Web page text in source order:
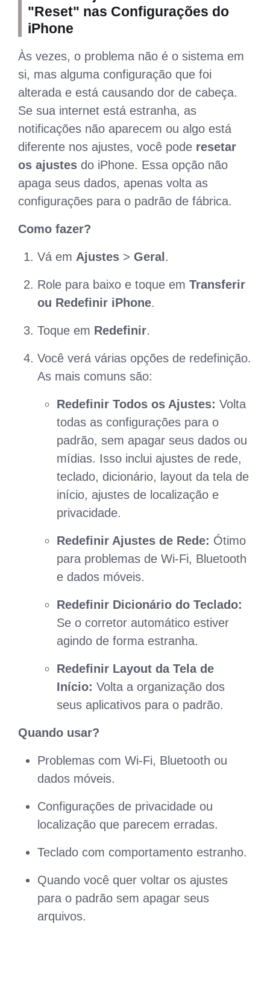
"Reset" nas Configurações do
iPhone
Às vezes, o problema não é o sistema em
si, mas alguma configuração que foi
alterada e está causando dor de cabeça.
Se sua internet está estranha, as
notificações não aparecem ou algo está
diferente nos ajustes, você pode resetar
os ajustes do iPhone. Essa opção não
apaga seus dados, apenas volta as
configurações para o padrão de fábrica.
Como fazer?
Vá em Ajustes > Geral.
Role para baixo e toque em Transferir
ou Redefinir iPhone.
Toque em Redefinir.
Você verá várias opções de redefinição.
As mais comuns são:
Redefinir Todos os Ajustes: Volta
todas as configurações para o
padrão, sem apagar seus dados ou
mídias. Isso inclui ajustes de rede,
teclado, dicionário, layout da tela de
início, ajustes de localização e
privacidade.
Redefinir Ajustes de Rede: Ótimo
para problemas de Wi-Fi, Bluetooth
e dados móveis.
Redefinir Dicionário do Teclado:
Se o corretor automático estiver
agindo de forma estranha.
Redefinir Layout da Tela de
Início: Volta a organização dos
seus aplicativos para o padrão.
Quando usar?
Problemas com Wi-Fi, Bluetooth ou
dados móveis.
Configurações de privacidade ou
localização que parecem erradas.
Teclado com comportamento estranho.
Quando você quer voltar os ajustes
para o padrão sem apagar seus
arquivos.